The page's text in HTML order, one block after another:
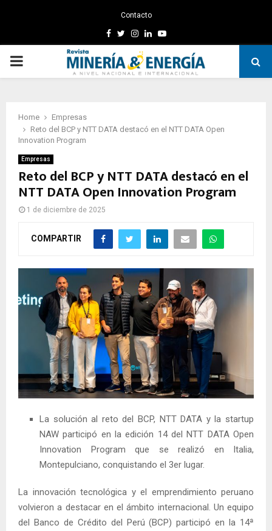
Contacto
Facebook
TwitterInstagram
LinkedinYoutube
PRIMARY
Home
Empresas
Reto del BCP y NTT DATA destacó en el NTT DATA Open
Innovation Program
Empresas
Reto del BCP y NTT DATA destacó en el
NTT DATA Open Innovation Program
1 de diciembre de 2025
COMPARTIR
La solución al reto del BCP, NTT DATA y la startup
NAW participó en la edición 14 del NTT DATA Open
Innovation Program que se realizó en Italia,
Montepulciano, conquistando el 3er lugar.
La innovación tecnológica y el emprendimiento peruano
volvieron a destacar en el ámbito internacional. Un equipo
del Banco de Crédito del Perú (BCP) participó en la 14ª